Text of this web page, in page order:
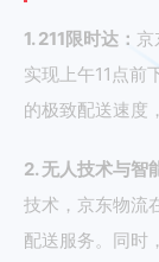
1. 211限时达：
实现上午11点前
的极致配送速度
2. 无人技术与智
技术，京东物流
配送服务。同时